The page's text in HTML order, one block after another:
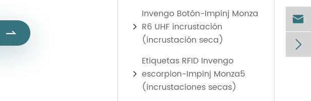

Invengo Botón-Impinj Monza
R6 UHF incrustación
(incrustación seca)
Etiquetas RFID Invengo
escorpion-Impinj Monza5
(incrustaciones secas)

